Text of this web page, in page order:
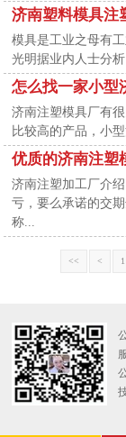
济南塑料模具注
模具是工业之母有
光明据业内人士分
怎么找一家小型
济南注塑模具厂有
比较高的产品，小
优质的济南注塑
济南注塑加工厂介
亏，要么承诺的交
称...
<< < 1